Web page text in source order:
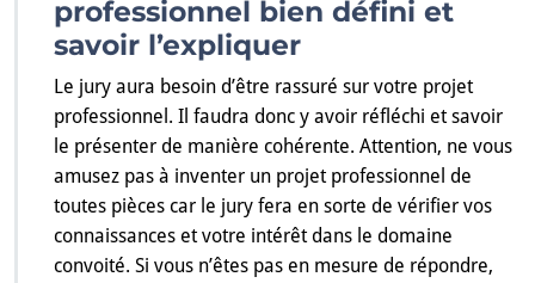
professionnel bien défini et
savoir l’expliquer
Le jury aura besoin d’être rassuré sur votre projet
professionnel. Il faudra donc y avoir réfléchi et savoir
le présenter de manière cohérente. Attention, ne vous
amusez pas à inventer un projet professionnel de
toutes pièces car le jury fera en sorte de vérifier vos
connaissances et votre intérêt dans le domaine
convoité. Si vous n’êtes pas en mesure de répondre,